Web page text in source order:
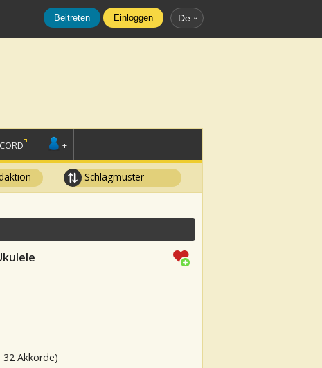
Beitreten Einloggen De
+
Schlagmuster
Akkorde)